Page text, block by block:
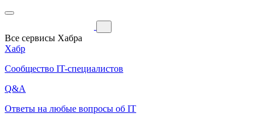
Все сервисы Хабра
Хабр
Сообщество IT-специалистов
Q&A
Ответы на любые вопросы об IT